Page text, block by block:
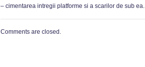
– cimentarea intregii platforme si a scarilor de sub ea.
Comments are closed.